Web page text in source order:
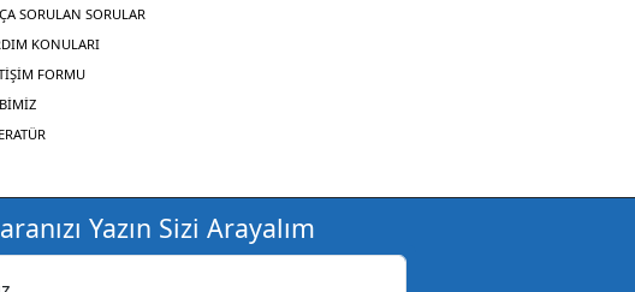
SORULAN SORULAR
KONULARI
FORMU
Yazın Sizi Arayalım